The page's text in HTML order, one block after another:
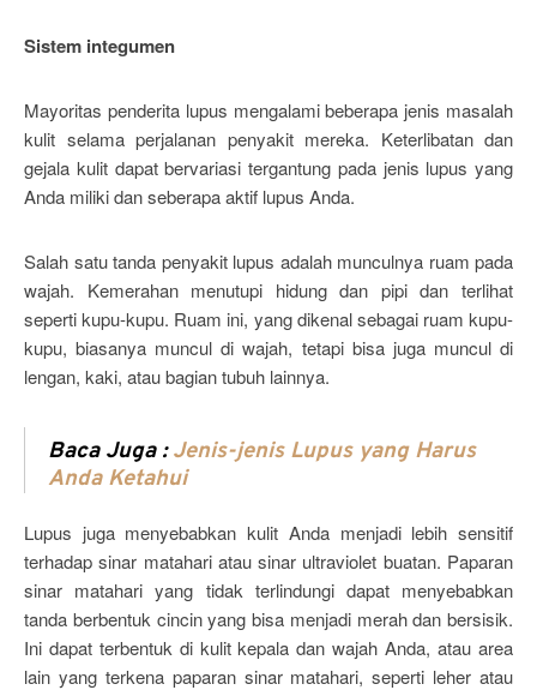
Sistem integumen
Mayoritas penderita lupus mengalami beberapa jenis masalah
kulit selama perjalanan penyakit mereka. Keterlibatan dan
gejala kulit dapat bervariasi tergantung pada jenis lupus yang
Anda miliki dan seberapa aktif lupus Anda.
Salah satu tanda penyakit lupus adalah munculnya ruam pada
wajah. Kemerahan menutupi hidung dan pipi dan terlihat
seperti kupu-kupu. Ruam ini, yang dikenal sebagai ruam kupu-
kupu, biasanya muncul di wajah, tetapi bisa juga muncul di
lengan, kaki, atau bagian tubuh lainnya.
Baca Juga :Jenis-jenis Lupus yang Harus
Anda Ketahui
Lupus juga menyebabkan kulit Anda menjadi lebih sensitif
terhadap sinar matahari atau sinar ultraviolet buatan. Paparan
sinar matahari yang tidak terlindungi dapat menyebabkan
tanda berbentuk cincin yang bisa menjadi merah dan bersisik.
Ini dapat terbentuk di kulit kepala dan wajah Anda, atau area
lain yang terkena paparan sinar matahari, seperti leher atau